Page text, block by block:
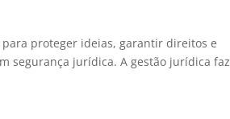
proteger ideias, garantir direitos e
segurança jurídica. A gestão jurídica faz